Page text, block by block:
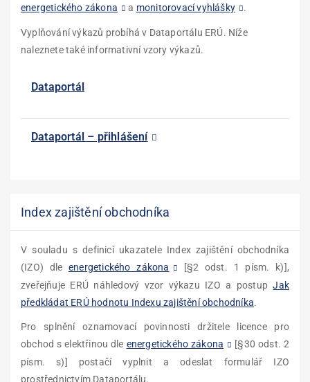
energetického zákona
a monitorovací vyhlášky .
Vyplňování výkazů probíhá v Dataportálu ERÚ. Níže
naleznete také informativní vzory výkazů.
Dataportál
Dataportál – přihlášení
Index zajištění obchodníka
V souladu s definicí ukazatele Index zajištění obchodníka
(IZO) dleenergetického zákona
[§2 odst. 1 písm. k)],
zveřejňuje ERÚ náhledový vzor výkazu IZO a postupJak
předkládat ERÚ hodnotu Indexu zajištění obchodníka.
Pro splnění oznamovací povinnosti držitele licence pro
obchod s elektřinou dle energetického zákona
[§30 odst. 2
písm. s)] postačí vyplnit a odeslat formulář IZO
prostřednictvím Dataportálu.